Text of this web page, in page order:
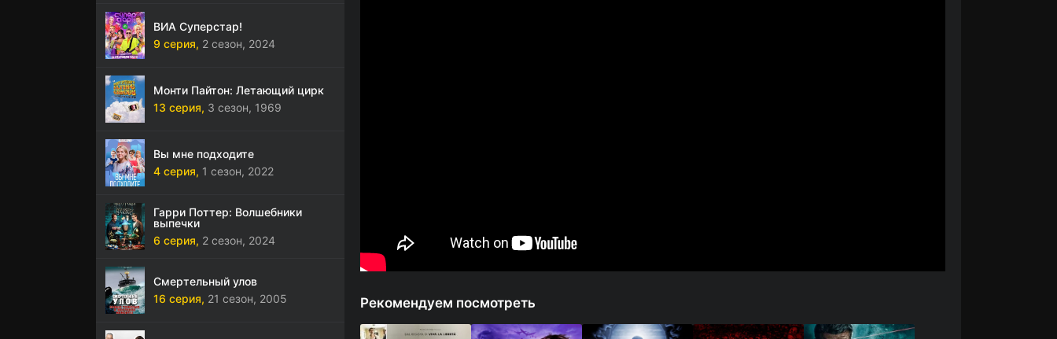
Рекомендуем посмотреть
ВИА Суперстар!
9 серия, 2 сезон, 2024
Монти Пайтон: Летающий цирк
13 серия, 3 сезон, 1969
Вы мне подходите
4 серия, 1 сезон, 2022
Гарри Поттер: Волшебники
выпечки
6 серия, 2 сезон, 2024
Смертельный улов
16 серия, 21 сезон, 2005